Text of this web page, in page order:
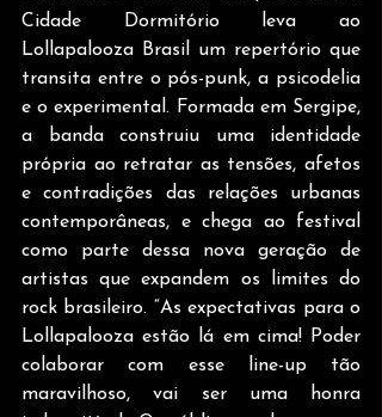
Cidade Dormitório leva ao
Lollapalooza Brasil um repertório que
transita entre o pós-punk, a psicodelia
e o experimental. Formada em Sergipe,
a banda construiu uma identidade
própria ao retratar as tensões, afetos
e contradições das relações urbanas
contemporâneas, e chega ao festival
como parte dessa nova geração de
artistas que expandem os limites do
rock brasileiro. “As expectativas para o
Lollapalooza estão lá em cima! Poder
colaborar com esse line-up tão
maravilhoso, vai ser uma honra